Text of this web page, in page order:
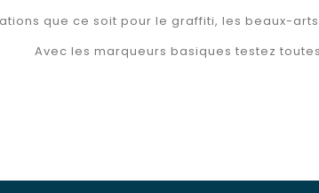
que ce soit pour le graffiti, les beaux-
Avec les marqueurs basiques testez